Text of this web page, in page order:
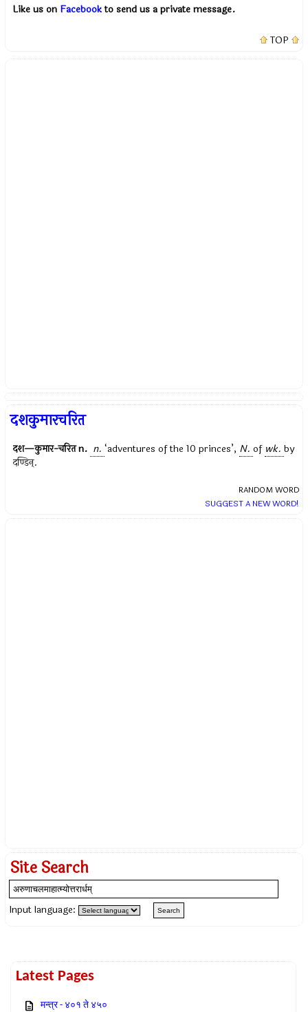
Like us on Facebookto send us a private message.
TOP
दशकुमारचरित
दश—कुमार-चरितn. n. ‘adventures of the 10 princes’, N. of wk. by
दण्डिन्.
RANDOM WORD
SUGGEST A NEW WORD!
Site Search
Input language:
Latest Pages
मन्त्र - ४०१ ते ४५०